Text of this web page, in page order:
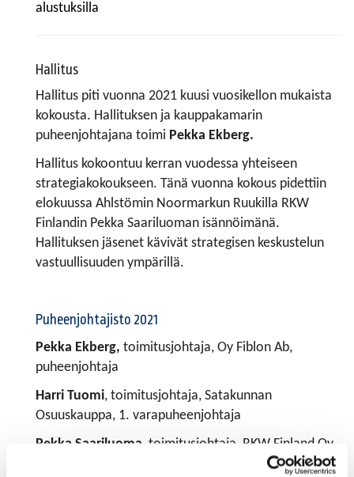
alustuksilla
Hallitus
Hallitus piti vuonna 2021 kuusi vuosikellon mukaista
kokousta. Hallituksen ja kauppakamarin
puheenjohtajana toimi Pekka Ekberg.
Hallitus kokoontuu kerran vuodessa yhteiseen
strategiakokoukseen. Tänä vuonna kokous pidettiin
elokuussa Ahlstömin Noormarkun Ruukilla RKW
Finlandin Pekka Saariluoman isännöimänä.
Hallituksen jäsenet kävivät strategisen keskustelun
vastuullisuuden ympärillä.
Puheenjohtajisto 2021
Pekka Ekberg, toimitusjohtaja, Oy Fiblon Ab,
puheenjohtaja
Harri Tuomi, toimitusjohtaja, Satakunnan
Osuuskauppa, 1. varapuheenjohtaja
Pekka Saariluoma , toimitusjohtaja, RKW Finland Oy,